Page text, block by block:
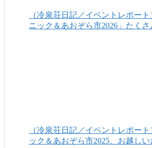
（冷泉荘日記／イベントレポー
ニック＆あおぞら市2026」たく
（冷泉荘日記／イベントレポー
ック＆あおぞら市2025、お越し